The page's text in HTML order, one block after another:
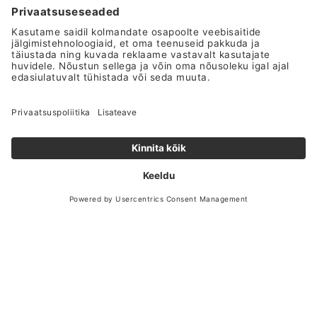
Teemanttegija- tagame kiire, laitmatu
ning kvaliteetse tulemuse.